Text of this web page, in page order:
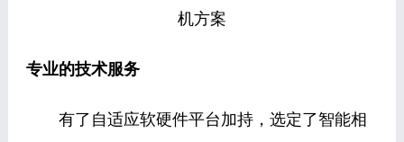
机方案
专业的技术服务
有了自适应软硬件平台加持，选定了智能相